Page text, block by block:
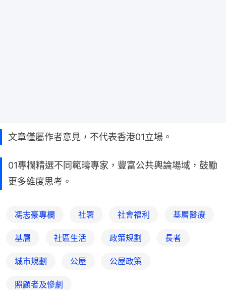
文章僅屬作者意見，不代表香港01立場。
01專欄精選不同範疇專家，豐富公共輿論場域，鼓勵
更多維度思考。
馮志豪專欄 社署 社會福利 基層醫療
基層 社區生活 政策規劃 長者
城市規劃 公屋 公屋政策
照顧者及慘劇